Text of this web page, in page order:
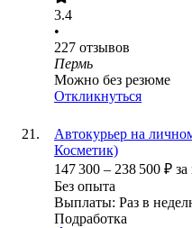
3.4
•
227 отзывов
Пермь
Можно без резюме
Откликнуться
Автокурьер на
Косметик)
147 300 – 238 500 ₽ за
Без опыта
Выплаты: Раз в
Подработка